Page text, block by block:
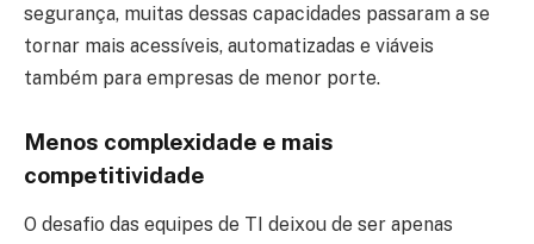
segurança, muitas dessas capacidades passaram a se
tornar mais acessíveis, automatizadas e viáveis
também para empresas de menor porte.
Menos complexidade e mais
competitividade
O desafio das equipes de TI deixou de ser apenas